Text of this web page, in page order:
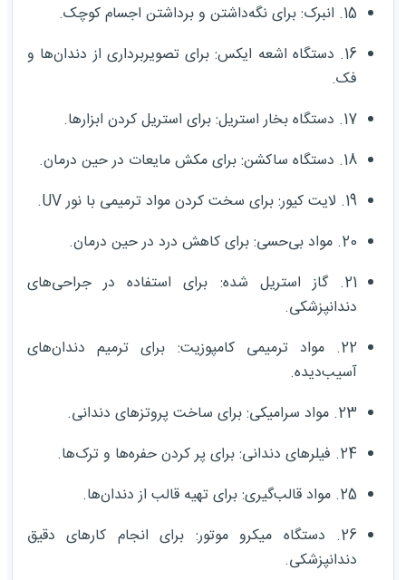
15. انبرک: برای نگه‌داشتن و برداشتن اجسام کوچک.
16. دستگاه اشعه ایکس: برای تصویربرداری از دندان‌ها و
فک.
17. دستگاه بخار استریل: برای استریل کردن ابزارها.
18. دستگاه ساکشن: برای مکش مایعات در حین درمان.
19. لایت کیور: برای سخت کردن مواد ترمیمی با نور UV.
20. مواد بی‌حسی: برای کاهش درد در حین درمان.
21. گاز استریل شده: برای استفاده در جراحی‌های
دندانپزشکی.
22. مواد ترمیمی کامپوزیت: برای ترمیم دندان‌های
آسیب‌دیده.
23. مواد سرامیکی: برای ساخت پروتزهای دندانی.
24. فیلرهای دندانی: برای پر کردن حفره‌ها و ترک‌ها.
25. مواد قالب‌گیری: برای تهیه قالب از دندان‌ها.
26. دستگاه میکرو موتور: برای انجام کارهای دقیق
دندانپزشکی.